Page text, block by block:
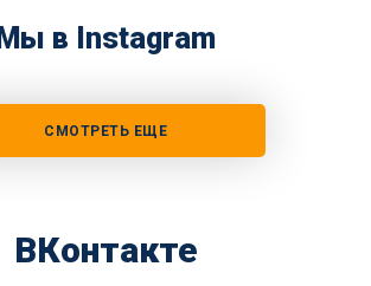
Мы в Instagram
СМОТРЕТЬ ЕЩЕ
ВКонтакте